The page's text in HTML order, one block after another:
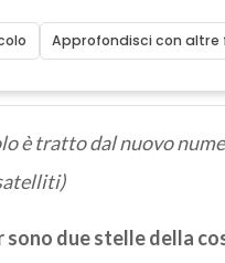
Approfondisci con altre
è tratto dal nuovo
sono due stelle della